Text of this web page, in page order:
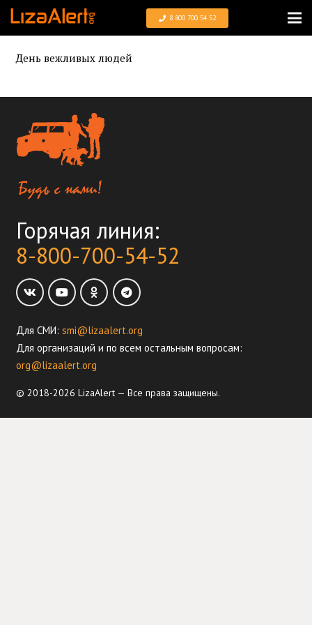
8 800 700 54 52
День вежливых людей
Горячая линия:
8-800-700-54-52
Для СМИ: smi@lizaalert.org
Для организаций и по всем остальным вопросам:
org@lizaalert.org
© 2018-2026 LizaAlert — Все права защищены.